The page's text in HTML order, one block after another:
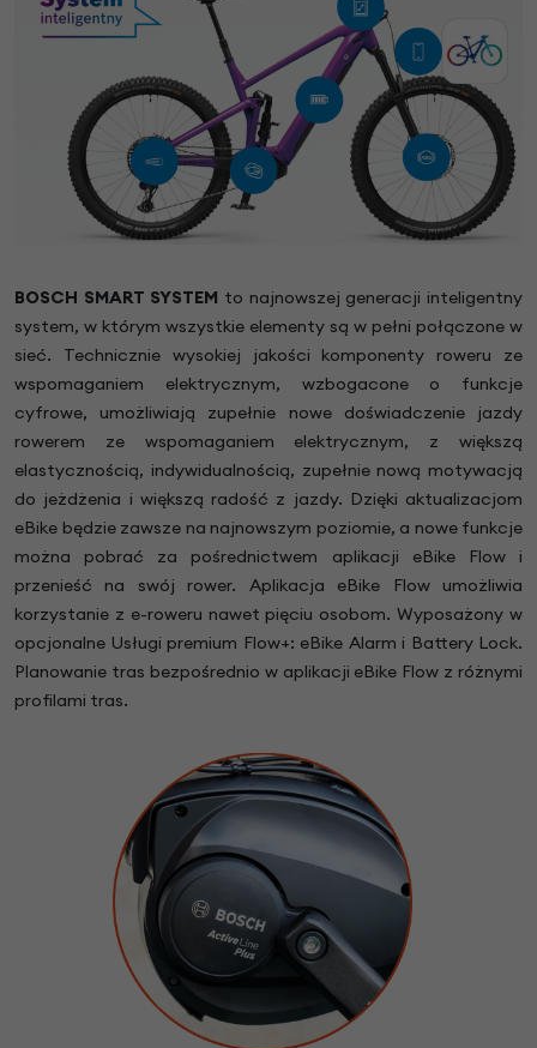
BOSCH SMART SYSTEM to najnowszej generacji inteligentny
system, w którym wszystkie elementy są w pełni połączone w
sieć. Technicznie wysokiej jakości komponenty roweru ze
wspomaganiem elektrycznym, wzbogacone o funkcje
cyfrowe, umożliwiają zupełnie nowe doświadczenie jazdy
rowerem ze wspomaganiem elektrycznym, z większą
elastycznością, indywidualnością, zupełnie nową motywacją
do jeżdżenia i większą radość z jazdy. Dzięki aktualizacjom
eBike będzie zawsze na najnowszym poziomie, a nowe funkcje
można pobrać za pośrednictwem aplikacji eBike Flow i
przenieść na swój rower. Aplikacja eBike Flow umożliwia
korzystanie z e-roweru nawet pięciu osobom. Wyposażony w
opcjonalne Usługi premium Flow+: eBike Alarm i Battery Lock.
Planowanie tras bezpośrednio w aplikacji eBike Flow z różnymi
profilami tras.